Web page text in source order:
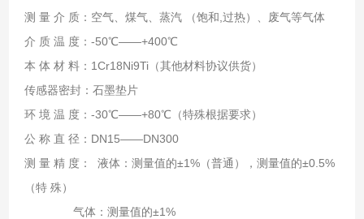
测 量 介 质：空气、煤气、蒸汽 （饱和,过热）、废气等气体
介 质 温 度：-50℃——+400℃
本 体 材 料：1Cr18Ni9Ti（其他材料协议供货）
传感器密封：石墨垫片
环 境 温 度：-30℃——+80℃（特殊根据要求）
公 称 直 径：DN15——DN300
测 量 精 度： 液体：测量值的±1%（普通），测量值的±0.5%
（特 殊）
气体：测量值的±1%